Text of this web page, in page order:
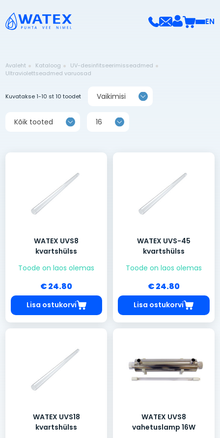
EN
Avaleht Kataloog
UV-desinfitseerimisseadmed
Ultraviolettseadmed varuosad
Kuvatakse 1-10 st 10 toodet Vaikimisi
Kõik tooted 16
WATEX UVS8
kvartshülss
Toode on laos olemas
€ 24.80
Lisa ostukorvi
WATEX UVS-45
kvartshülss
Toode on laos olemas
€ 24.80
Lisa ostukorvi
WATEX UVS18
kvartshülss
WATEX UVS8
vahetuslamp 16W